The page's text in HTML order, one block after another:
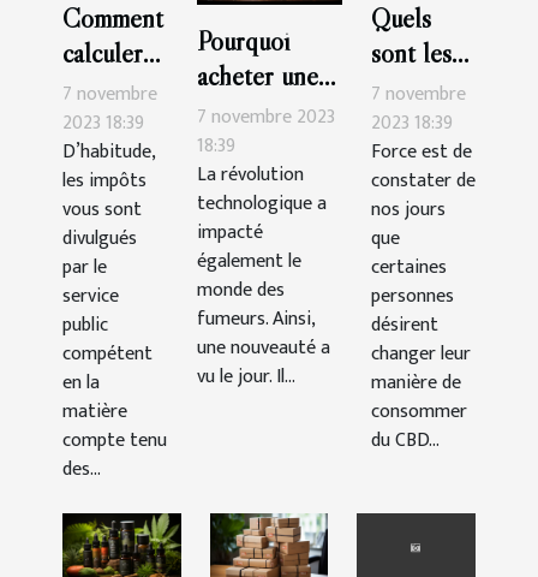
Comment
calculer
soi-même
son impôt
en
France ?
7 novembre
2023 18:39
D’habitude,
les impôts
vous sont
divulgués
par le
service
public
compétent
en la
matière
compte tenu
des...
Pourquoi
acheter une
cigarette
électronique ?
7 novembre 2023
18:39
La révolution
technologique a
impacté
également le
monde des
fumeurs. Ainsi,
une nouveauté a
vu le jour. Il...
Quels
sont les
bienfaits
du thé au
CBD ?
7 novembre
2023 18:39
Force est de
constater de
nos jours
que
certaines
personnes
désirent
changer leur
manière de
consommer
du CBD...